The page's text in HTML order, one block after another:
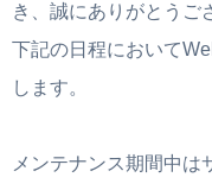
き、誠にありがとうご
下記の日程において
します。
メンテナンス期間中は